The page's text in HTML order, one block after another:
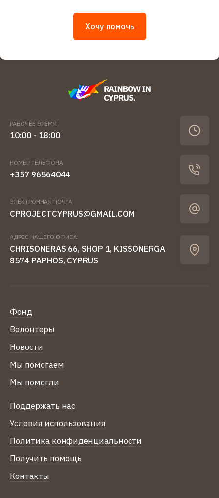
Хочу помочь
РАБОЧЕЕ ВРЕМЯ
10:00 - 18:00
НОМЕР ТЕЛЕФОНА
+357 96564044
ЭЛЕКТРОННАЯ ПОЧТА
CPROJECTCYPRUS@GMAIL.COM
АДРЕС НАШЕГО ОФИСА
CHRISONERAS 66, SHOP 1, KISSONERGA
8574 PAPHOS, CYPRUS
Фонд
Волонтеры
Новости
Мы помогаем
Мы помогли
Поддержать нас
Условия использования
Политика конфиденциальности
Получить помощь
Контакты